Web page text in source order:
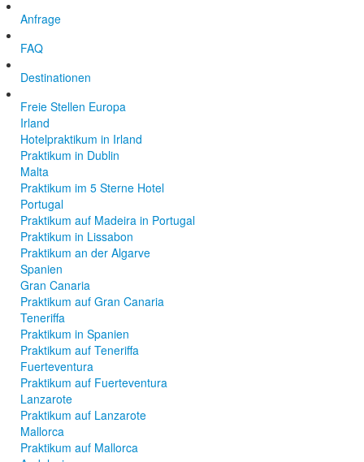
Anfrage
FAQ
Destinationen
Freie Stellen Europa
Irland
Hotelpraktikum in Irland
Praktikum in Dublin
Malta
Praktikum im 5 Sterne Hotel
Portugal
Praktikum auf Madeira in Portugal
Praktikum in Lissabon
Praktikum an der Algarve
Spanien
Gran Canaria
Praktikum auf Gran Canaria
Teneriffa
Praktikum in Spanien
Praktikum auf Teneriffa
Fuerteventura
Praktikum auf Fuerteventura
Lanzarote
Praktikum auf Lanzarote
Mallorca
Praktikum auf Mallorca